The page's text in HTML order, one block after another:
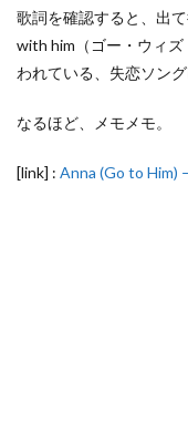
歌詞を確認すると、出
with him（ゴー・ウィ
われている、失恋ソン
なるほど、メモメモ。
[link] : Anna (Go to Him)